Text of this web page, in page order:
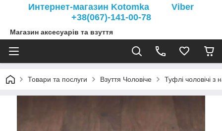
Интернет-магазин Kotomka Viber
+38(067)-141-00-78
Магазин аксесуарів та взуття
Товари та послуги Взуття Чоловіче Туфлі чоловічі з